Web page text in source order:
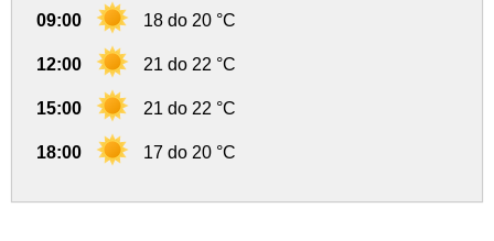
09:00 18 do 20 °C
12:00 21 do 22 °C
15:00 21 do 22 °C
18:00 17 do 20 °C